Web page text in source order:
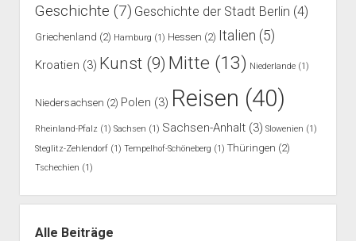
Geschichte (7) Geschichte der Stadt Berlin (4)
Griechenland (2) Hamburg (1) Hessen (2) Italien (5)
Kroatien (3) Kunst(9) Mitte (13) Niederlande(1)
Niedersachsen (2) Polen (3) Reisen (40)
Rheinland-Pfalz(1) Sachsen (1) Sachsen-Anhalt(3) Slowenien (1)
Steglitz-Zehlendorf (1) Tempelhof-Schöneberg (1) Thüringen (2)
Tschechien (1)
Alle Beiträge